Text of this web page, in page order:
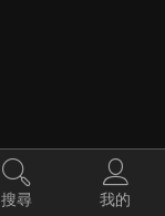
搜尋 我的